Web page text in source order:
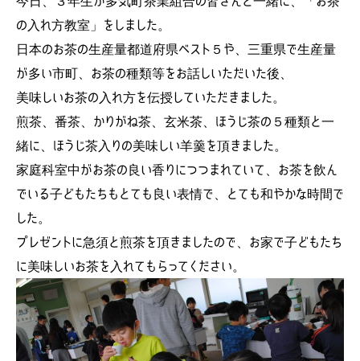
の入れ方教室」をしました。
日本のお茶の生産量都道府県ベスト５や、三重県で生産量
が多い市町、お茶の種類等をお話しいただいた後、
美味しいお茶の入れ方を伝授していただきました。
煎茶、番茶、かりがね茶、玄米茶、ほうじ茶の５種類と一
緒に、ほうじ茶入りの美味しい羊羹を頂きました。
家庭科室中がお茶の良い香りにつつまれていて、お茶を飲ん
でいる子どもたちもとても良い表情で、とても和やかな時間で
した。
プレゼントに急須と煎茶を頂きましたので、お家で子どもたち
に美味しいお茶を入れてもらってください。